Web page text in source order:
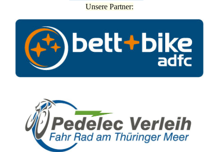
Unsere Partner: